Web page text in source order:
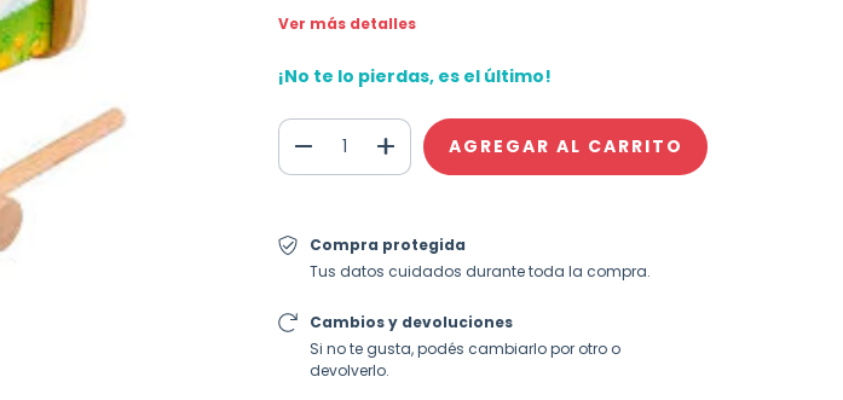
Ver más detalles
¡No te lo pierdas, es el último!
Compra protegida
Tus datos cuidados durante toda la compra.
Cambios y devoluciones
Si no te gusta, podés cambiarlo por otro o
devolverlo.